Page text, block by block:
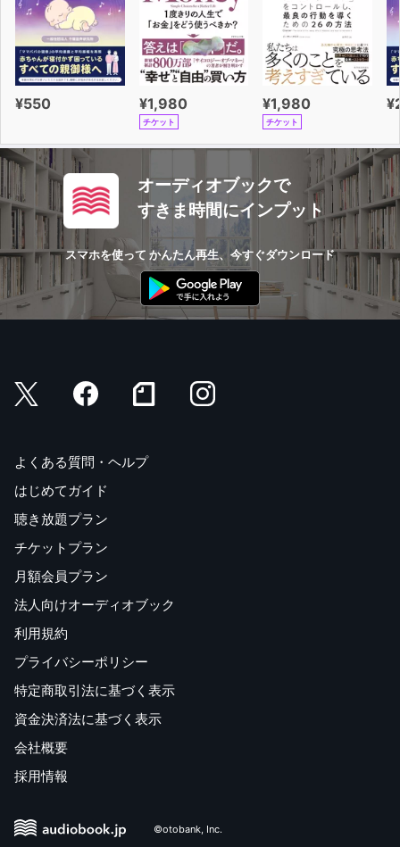
¥550 ¥1,980
チケット
¥1,980
チケット
オーディオブックで
すきま時間にインプット
スマホを使って かんたん再生、今すぐダウンロード
よくある質問・ヘルプ
はじめてガイド
聴き放題プラン
チケットプラン
月額会員プラン
法人向けオーディオブック
利用規約
プライバシーポリシー
特定商取引法に基づく表示
資金決済法に基づく表示
会社概要
採用情報
©otobank, Inc.